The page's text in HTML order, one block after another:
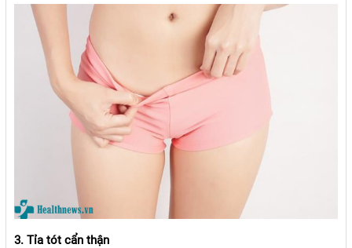
3. Tỉa tót cẩn thận